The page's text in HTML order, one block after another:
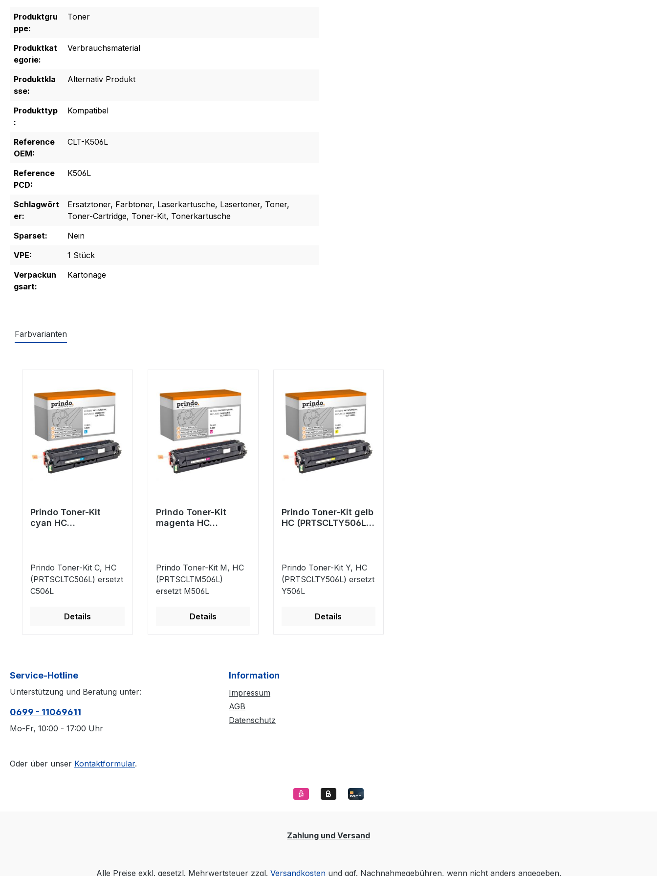
Produktgru
ppe:
Toner
Produktkat
egorie:
Verbrauchsmaterial
Produktkla
sse:
Alternativ Produkt
Produkttyp
:
Kompatibel
Reference
OEM:
CLT-K506L
Reference
PCD:
K506L
Schlagwört
er:
Ersatztoner, Farbtoner, Laserkartusche, Lasertoner, Toner,
Toner-Cartridge, Toner-Kit, Tonerkartusche
Sparset:
Nein
VPE:
1 Stück
Verpackun
gsart:
Kartonage
Farbvarianten
Prindo Toner-Kit
cyan HC
Prindo Toner-Kit C, HC
(PRTSCLTC506L) ersetzt
C506L
Details
Prindo Toner-Kit
magenta HC
Prindo Toner-Kit M, HC
(PRTSCLTM506L)
ersetzt M506L
Details
Prindo Toner-Kit gelb
HC (PRTSCLTY506L)
Prindo Toner-Kit Y, HC
(PRTSCLTY506L) ersetzt
Y506L
Details
Service-Hotline
Unterstützung und Beratung unter:
0699 - 11069611
Mo-Fr, 10:00 - 17:00 Uhr
Oder über unser Kontaktformular.
Information
Impressum
AGB
Datenschutz
Zahlung und Versand
Alle Preise exkl. gesetzl. Mehrwertsteuer zzgl. Versandkostenund ggf. Nachnahmegebühren, wenn nicht anders angegeben.